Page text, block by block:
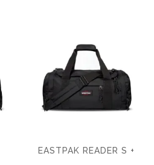
EASTPAK READER S +